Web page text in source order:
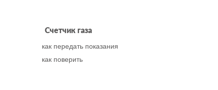
Счетчик газа
как передать показания
как поверить